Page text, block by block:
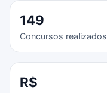
149
Concursos realizados
R$